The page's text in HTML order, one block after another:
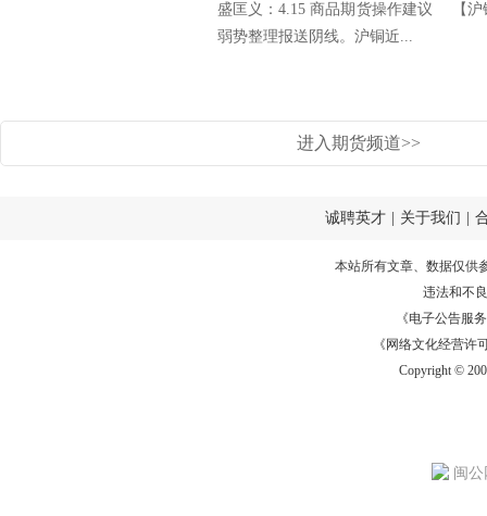
盛匡义：4.15 商品期货操作建议 【沪
弱势整理报送阴线。沪铜近...
进入期货频道>>
诚聘英才 关于我们
本站所有文章、数据仅供
违法和不
《电子公告服务
《网络文化经营许
Copyright ©
闽公